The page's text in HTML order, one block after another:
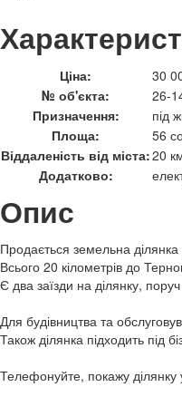
Ціна:
30
№ об'єкта:
26-
Призначення:
під
Площа:
56
Віддаленість від міста:20
Додатково:
Опис
Продається земельна ділянка
Всього 20 кілометрів до
Є два заїзди на ділянку,
Для будівництва та
Також ділянка підходить під
Телефонуйте, покажу ділянку